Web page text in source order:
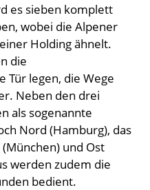
es sieben komplett
wobei die Alpener
Holding ähnelt.
die
Tür legen, die Wege
Neben den drei
als sogenannte
Nord (Hamburg), das
und Ost
werden zudem die
bedient.